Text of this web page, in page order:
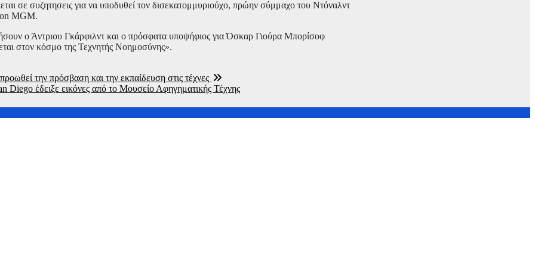
σε συζητησεις για να υποδυθεί τον δισεκατομμυριούχο, πρώην σύμμαχο του Ντόναλντ
MGM.
ο Άντριου Γκάρφιλντ και ο πρόσφατα υποψήφιος για Όσκαρ Γιούρα Μπορίσοφ
στον κόσμο της Τεχνητής Νοημοσύνης».
την πρόσβαση και την εκπαίδευση στις τέχνες
έδειξε εικόνες από το Μουσείο Αφηγηματικής Τέχνης